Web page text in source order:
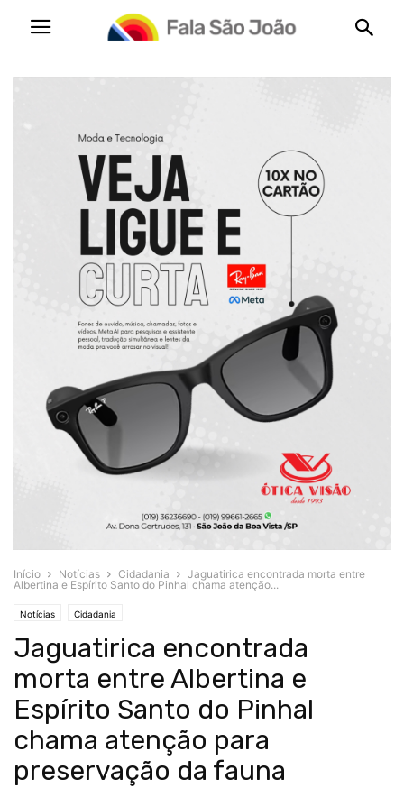
Início Notícias Cidadania
Jaguatirica encontrada morta entre
Albertina e Espírito Santo do Pinhal chama atenção...
Notícias Cidadania
Jaguatirica encontrada
morta entre Albertina e
Espírito Santo do Pinhal
chama atenção para
preservação da fauna